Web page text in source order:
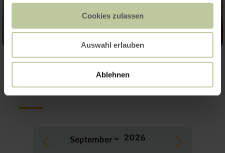
Cookies zulassen
Auswahl erlauben
Ablehnen
Autres dates